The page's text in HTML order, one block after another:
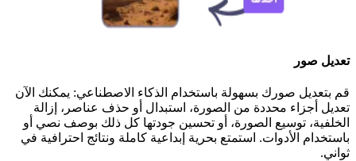
تعديل صور
قم بتعديل صورك بسهولة باستخدام الذكاء الاصطناعي: يمكنك الآن
تعديل أجزاء محددة من الصورة، استبدال أو حذف عناصر، إزالة
الخلفية، توسيع الصورة، أو تحسين جودتها كل ذلك بوصف نصي أو
باستخدام الأدوات. استمتع بحرية إبداعية كاملة ونتائج احترافية في
ثواني.